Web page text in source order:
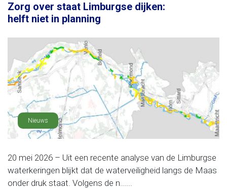
Zorg over staat Limburgse dijken:
helft niet in planning
Nieuws
20 mei 2026 – Uit een recente analyse van de Limburgse
waterkeringen blijkt dat de waterveiligheid langs de Maas
onder druk staat. Volgens de n......